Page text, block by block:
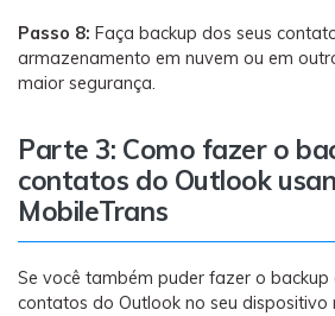
Passo 8: Faça backup dos seus
armazenamento em nuvem ou em
maior segurança.
Parte 3: Como fazer o
contatos do Outlook
MobileTrans
Se você também puder fazer o backup
contatos do Outlook no seu dispositivo